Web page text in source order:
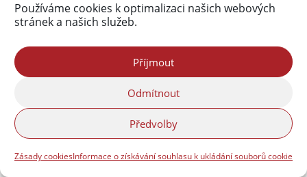
Používáme cookies k optimalizaci našich webových
stránek a našich služeb.
Příjmout
Odmítnout
Předvolby
Zásady cookiesInformace o získávání souhlasu k ukládání souborů cookie